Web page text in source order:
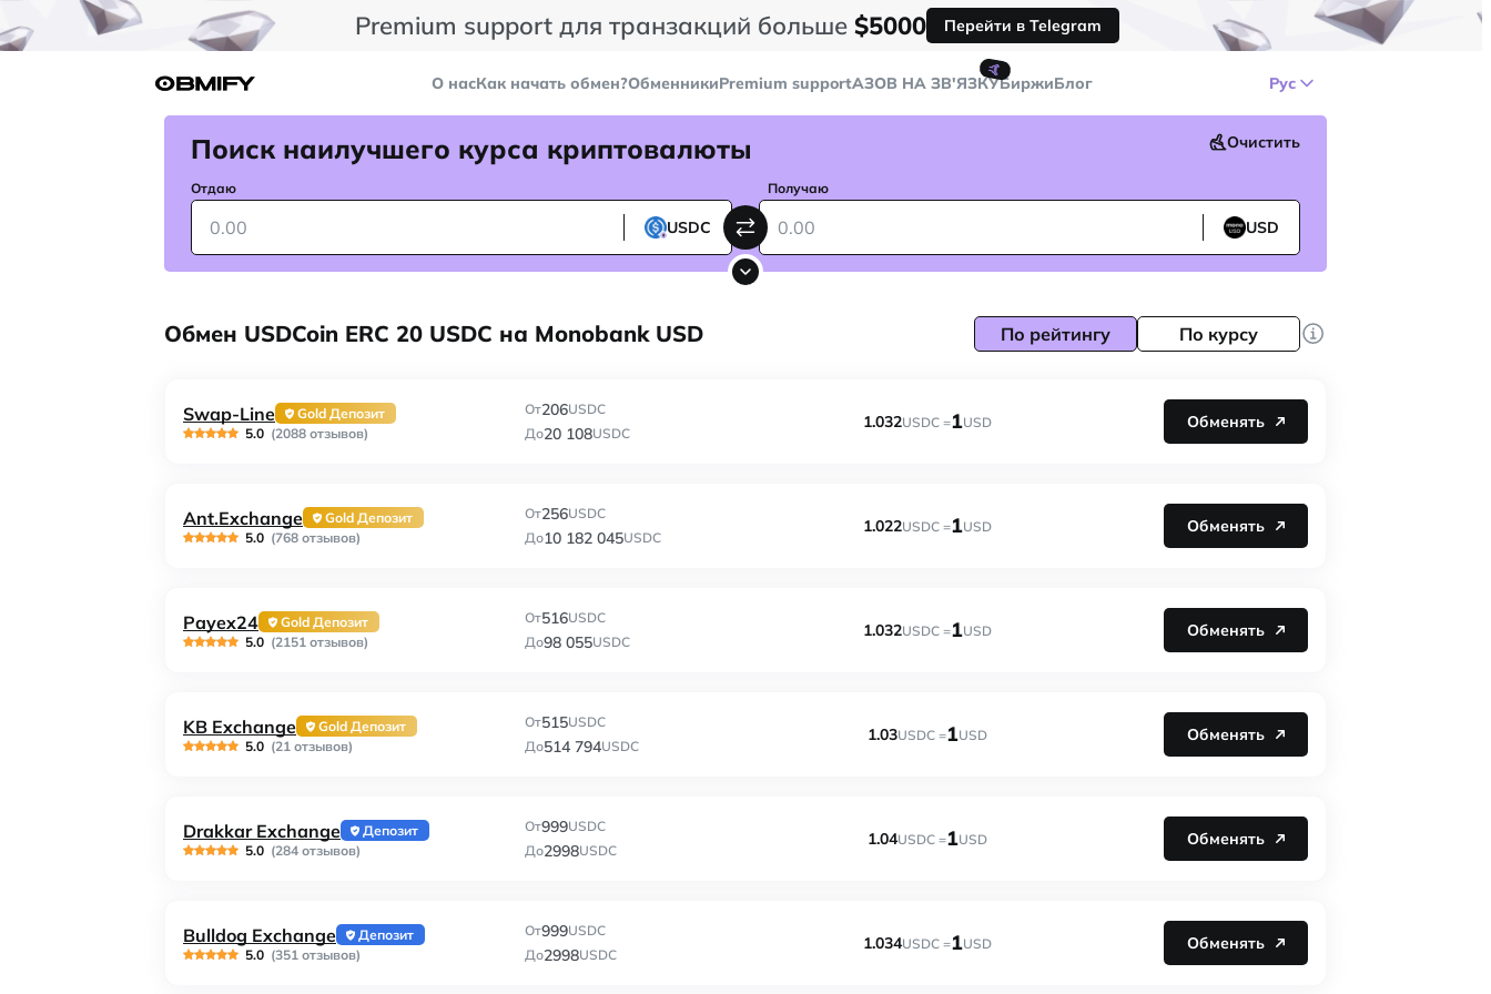
Premium support для транзакций больше $5000 Перейти в Telegram
О насКак начать обмен?ОбменникиPremium support
🤙
AЗОВ НА ЗВ'ЯЗКУБиржиБлог Рус
Поиск наилучшего курса криптовалюты Очистить
Отдаю
USDC
Получаю
USD
Обмен USDCoin ERC 20 USDC на Monobank USD По рейтингу По курсу
Swap-Line
Gold Депозит
5.0 (2088 отзывов)
От206USDC
До20 108USDC
1.032USDC =1USD Обменять
Ant.Exchange
Gold Депозит
5.0 (768 отзывов)
От256USDC
До10 182 045USDC
1.022USDC =1USD Обменять
Payex24
Gold Депозит
5.0 (2151 отзывов)
От516USDC
До98 055USDC
1.032USDC =1USD Обменять
KB Exchange
Gold Депозит
5.0 (21 отзывов)
От515USDC
До514 794USDC
1.03USDC =1USD Обменять
Drakkar Exchange
Депозит
5.0 (284 отзывов)
От999USDC
До2998USDC
1.04USDC =1USD Обменять
Bulldog Exchange
Депозит
5.0 (351 отзывов)
От999USDC
До2998USDC
1.034USDC =1USD Обменять